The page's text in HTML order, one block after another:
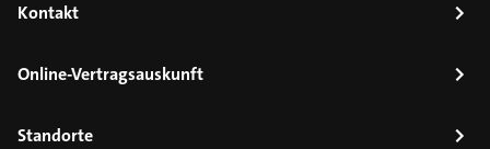
Kontakt
Online-Vertragsauskunft
Standorte